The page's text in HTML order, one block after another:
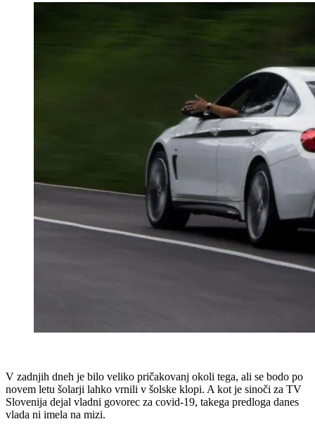
V zadnjih dneh je bilo veliko pričakovanj okoli tega, ali se bodo po
novem letu šolarji lahko vrnili v šolske klopi. A kot je sinoči za TV
Slovenija dejal vladni govorec za covid-19, takega predloga danes
vlada ni imela na mizi.